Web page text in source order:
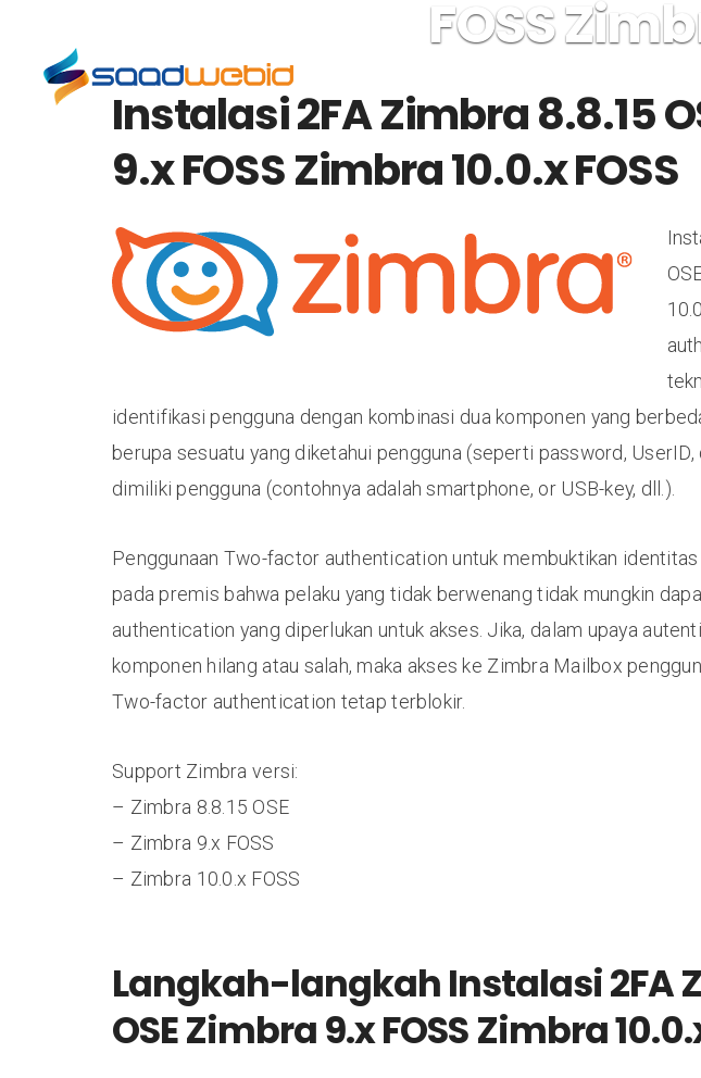
FOSS
Instalasi 2FA Zimbra 8.8.15
9.x FOSS Zimbra 10.0.x FOSS
identifikasi pengguna dengan kombinasi dua komponen yang
berupa sesuatu yang diketahui pengguna (seperti password, UserID,
dimiliki pengguna (contohnya adalah smartphone, or USB-key, dll.).
Penggunaan Two-factor authentication untuk membuktikan
pada premis bahwa pelaku yang tidak berwenang tidak mungkin
authentication yang diperlukan untuk akses. Jika, dalam upaya
komponen hilang atau salah, maka akses ke Zimbra Mailbox
Two-factor authentication tetap terblokir.
Support Zimbra versi:
– Zimbra 8.8.15 OSE
– Zimbra 9.x FOSS
– Zimbra 10.0.x FOSS
Langkah-langkah Instalasi 2FA
OSE Zimbra 9.x FOSS Zimbra